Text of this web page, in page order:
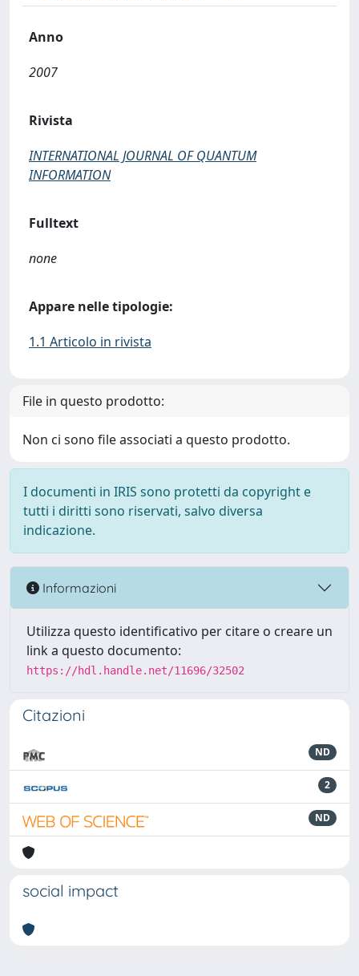
Anno
2007
Rivista
INTERNATIONAL JOURNAL OF QUANTUM
INFORMATION
Fulltext
none
Appare nelle tipologie:
1.1 Articolo in rivista
File in questo prodotto:
Non ci sono file associati a questo prodotto.
I documenti in IRIS sono protetti da copyright e
tutti i diritti sono riservati, salvo diversa
indicazione.
Informazioni
Utilizza questo identificativo per citare o creare un
link a questo documento:
https://hdl.handle.net/11696/32502
Citazioni
ND
2
ND
social impact